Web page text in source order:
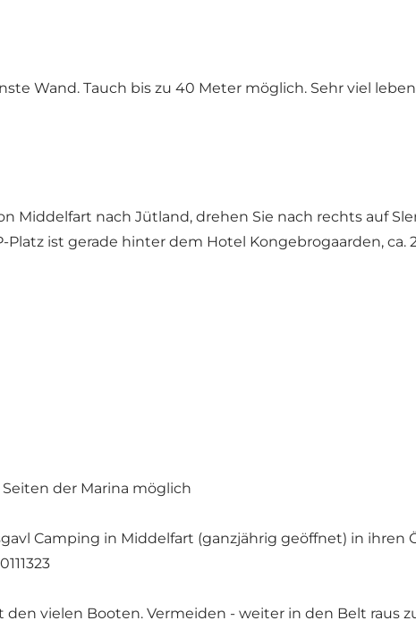
Wand. Tauch bis zu 40 Meter möglich. Sehr viel
Middelfart nach Jütland, drehen Sie nach rechts auf
ist gerade hinter dem Hotel Kongebrogaarden, ca.
der Marina möglich
Camping in Middelfart (ganzjährig geöffnet) in ihren
den vielen Booten. Vermeiden - weiter in den Belt